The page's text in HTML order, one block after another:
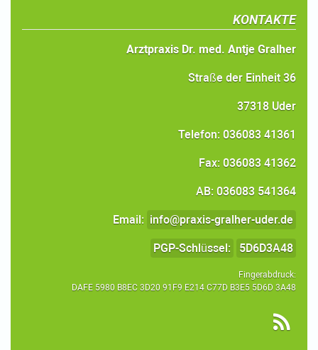
KONTAKTE
Arztpraxis Dr. med. Antje Gralher
Straße der Einheit 36
37318 Uder
Telefon: 036083 41361
Fax: 036083 41362
AB: 036083 541364
Email: info@praxis-gralher-uder.de
PGP-Schlüssel: 5D6D3A48
Fingerabdruck:
DAFE 5980 B8EC 3D20 91F9 E214 C77D B3E5 5D6D 3A48